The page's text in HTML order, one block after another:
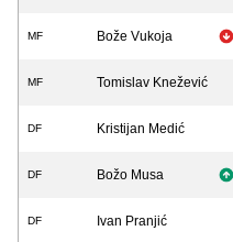
MF Bože Vukoja
MF Tomislav Knežević
DF Kristijan Medić
DF Božo Musa
DF Ivan Pranjić